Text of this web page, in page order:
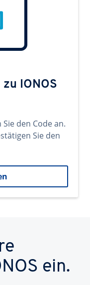
IONOS
den Code an.
Sie den
ein.